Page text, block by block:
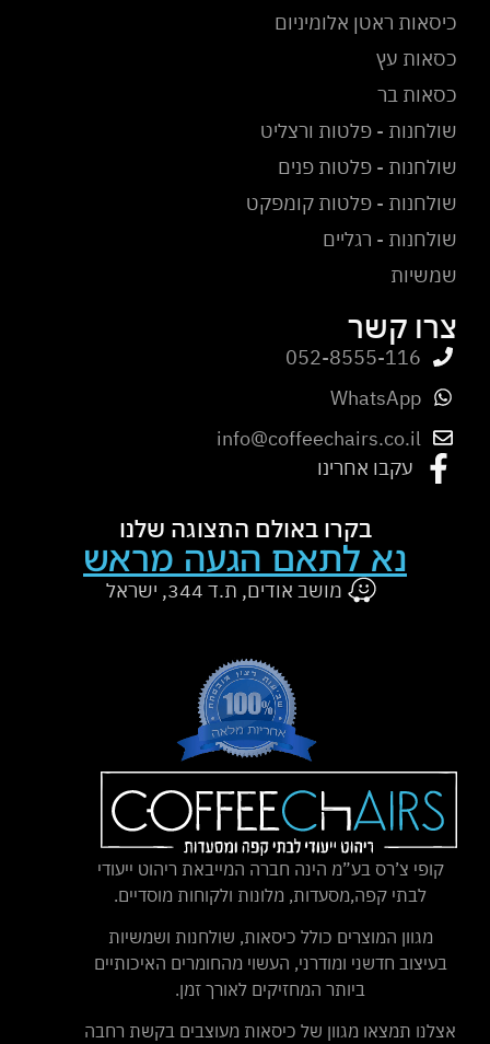
קופי צ’רס בע”מ הינה חברה המייבאת ריהוט ייעודי
לבתי קפה,מסעדות, מלונות ולקוחות מוסדיים.
מגוון המוצרים כולל כיסאות, שולחנות ושמשיות
בעיצוב חדשני ומודרני, העשוי מהחומרים האיכותיים
ביותר המחזיקים לאורך זמן.
אצלנו תמצאו מגוון של כיסאות מעוצבים בקשת רחבה
כיסאות ראטן אלומיניום
כסאות עץ
כסאות בר
שולחנות - פלטות ורצליט
שולחנות - פלטות פנים
שולחנות - פלטות קומפקט
שולחנות - רגליים
שמשיות
צרו קשר
052-8555-116
WhatsApp
info@coffeechairs.co.il
עקבו אחרינו
בקרו באולם התצוגה שלנו
נא לתאם הגעה מראש
מושב אודים, ת.ד 344, ישראל